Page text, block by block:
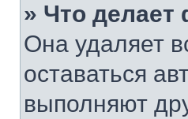
» Что делает
Она удаляет
оставаться
выполняют